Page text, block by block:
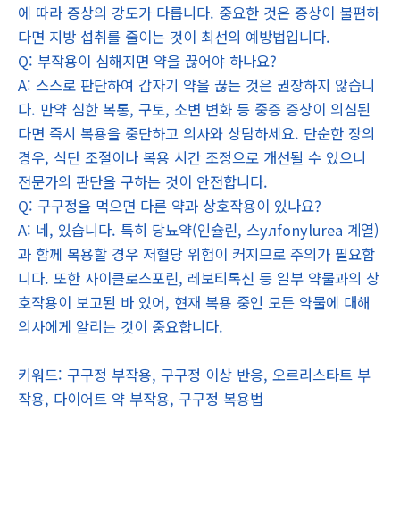
에 따라 증상의 강도가 다릅니다. 중요한 것은 증상이 불편하
다면 지방 섭취를 줄이는 것이 최선의 예방법입니다.
Q: 부작용이 심해지면 약을 끊어야 하나요?
A: 스스로 판단하여 갑자기 약을 끊는 것은 권장하지 않습니
다. 만약 심한 복통, 구토, 소변 변화 등 중증 증상이 의심된
다면 즉시 복용을 중단하고 의사와 상담하세요. 단순한 장의
경우, 식단 조절이나 복용 시간 조정으로 개선될 수 있으니
전문가의 판단을 구하는 것이 안전합니다.
Q: 구구정을 먹으면 다른 약과 상호작용이 있나요?
A: 네, 있습니다. 특히 당뇨약(인슐린, 스улfonylurea 계열)
과 함께 복용할 경우 저혈당 위험이 커지므로 주의가 필요합
니다. 또한 사이클로스포린, 레보티록신 등 일부 약물과의 상
호작용이 보고된 바 있어, 현재 복용 중인 모든 약물에 대해
의사에게 알리는 것이 중요합니다.
키워드: 구구정 부작용, 구구정 이상 반응, 오르리스타트 부
작용, 다이어트 약 부작용, 구구정 복용법